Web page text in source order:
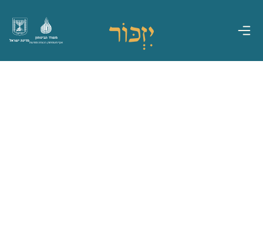
מדינת ישראל
משרד הביטחון
אגף משפחות, הנצחה ומורשת